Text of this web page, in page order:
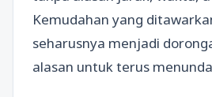
Kemudahan yang
seharusnya menjadi
alasan untuk terus